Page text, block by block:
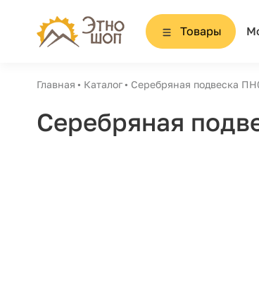
Товары
Главная Каталог Серебряная подвеска
Серебряная